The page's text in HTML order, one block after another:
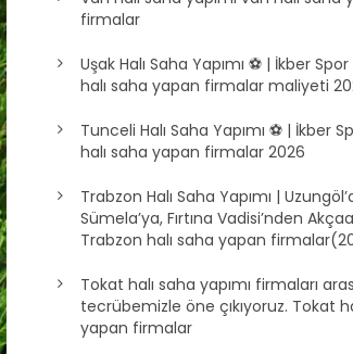
firmalar
Uşak Halı Saha Yapımı ⚽ | İkber Spor
halı saha yapan firmalar maliyeti
Tunceli Halı Saha Yapımı ⚽ | İkber
halı saha yapan firmalar 2026
Trabzon Halı Saha Yapımı |
Sümela’ya, Fırtına Vadisi’nden
Trabzon halı saha yapan
Tokat halı saha yapımı firmaları
tecrübemizle öne çıkıyoruz. Tokat
yapan firmalar